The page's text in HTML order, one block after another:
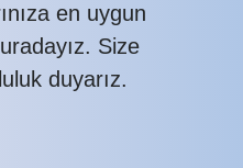
en uygun
Size
duyarız.